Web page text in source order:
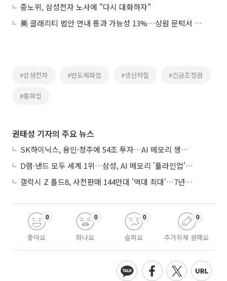
중노위, 삼성전자 노사에 "다시 대화하자"
美 클래리티 법안 연내 통과 가능성 13%…상원 문턱서 제동
#삼성전자 #반도체파업 #생산차질 #긴급조정권
#총파업
권태성 기자의 주요 뉴스
SK하이닉스, 용인·청주에 54조 투자…AI 메모리 생산기지 키운다
D램·낸드 모두 세계 1위…삼성, AI 메모리 '풀라인업'으로 승부
갤럭시 Z 폴드8, 사전판매 144만대 '역대 최대'…7년만에 갤노트10 기록 넘어
좋아요
0
화나요
0
슬퍼요
0
추가취재 원해요
0